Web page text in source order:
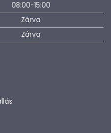
08:00-15:00
Zárva
Zárva